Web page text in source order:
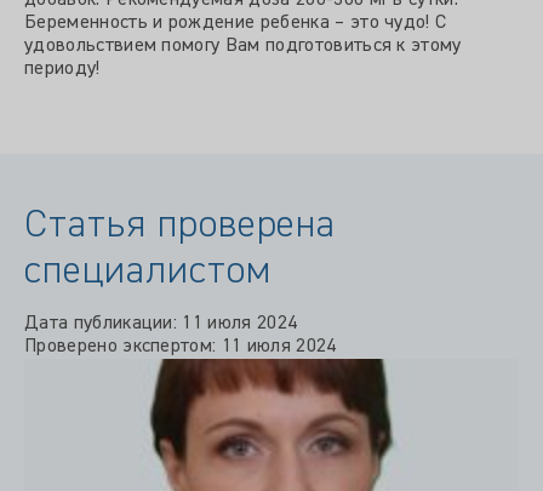
Беременность и рождение ребенка – это чудо! С
удовольствием помогу Вам подготовиться к этому
периоду!
Статья проверена
специалистом
Дата публикации: 11 июля 2024
Проверено экспертом: 11 июля 2024